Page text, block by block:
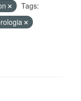
Tags: